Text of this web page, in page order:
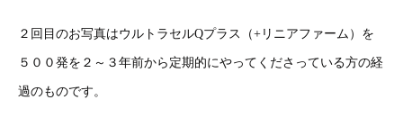
２回目のお写真はウルトラセルQプラス（+リニアファーム）を
５００発を２～３年前から定期的にやってくださっている方の経
過のものです。